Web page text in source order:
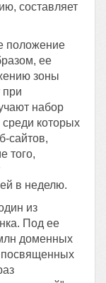
составляет
положение
ее
зоны
при
набор
среди которых
сайтов,
того,
в неделю.
из
Под ее
доменных
посвященных